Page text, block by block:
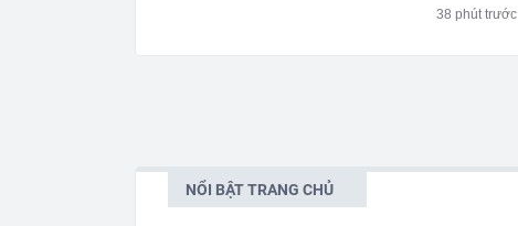
38 phút trước
NỔI BẬT TRANG CHỦ